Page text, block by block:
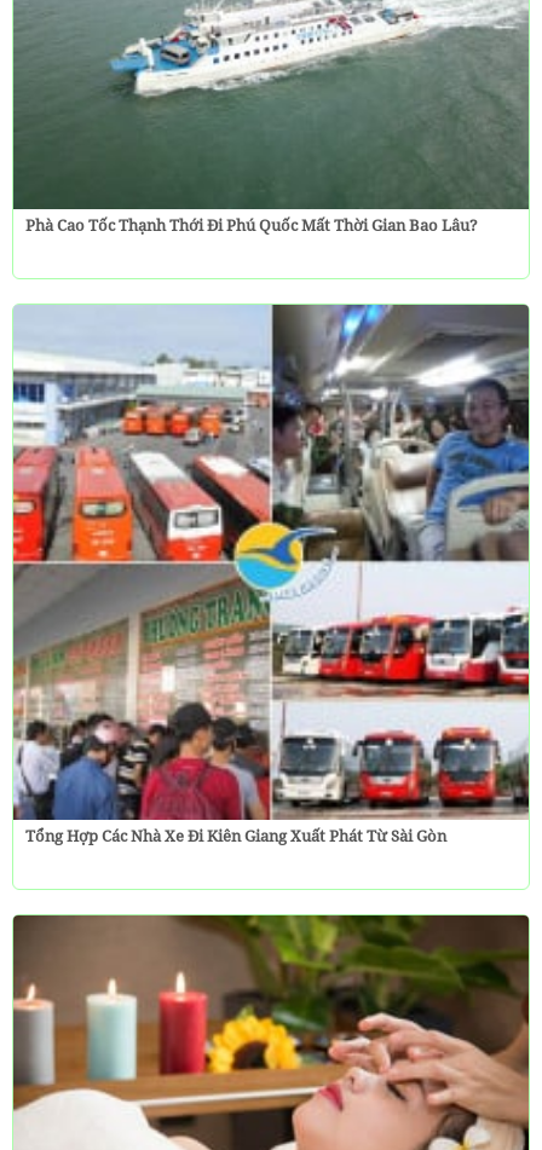
Phà Cao Tốc Thạnh Thới Đi Phú Quốc Mất Thời Gian Bao Lâu?
Tổng Hợp Các Nhà Xe Đi Kiên Giang Xuất Phát Từ Sài Gòn